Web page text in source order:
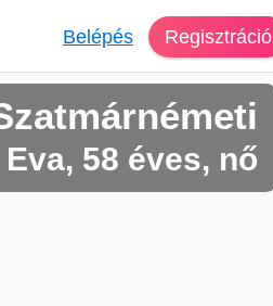
Belépés Regisztráció
Eva, 58 éves, nő